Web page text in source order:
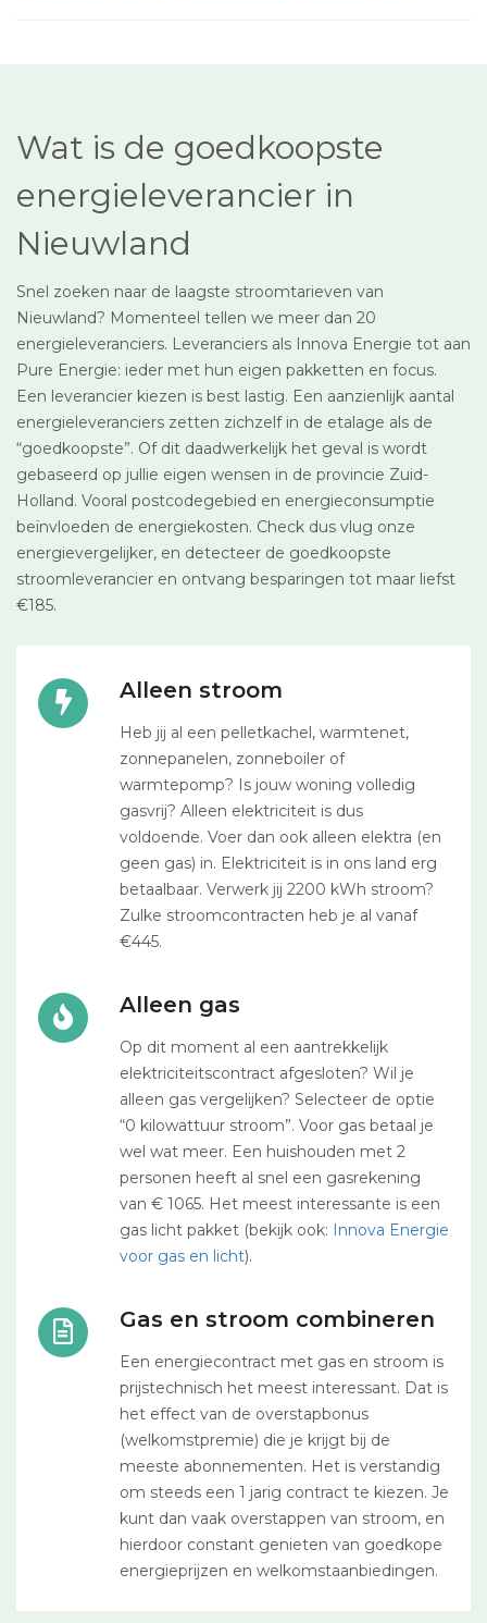
Wat is de goedkoopste
energieleverancier in
Nieuwland
Snel zoeken naar de laagste stroomtarieven van
Nieuwland? Momenteel tellen we meer dan 20
energieleveranciers. Leveranciers als Innova Energie tot aan
Pure Energie: ieder met hun eigen pakketten en focus.
Een leverancier kiezen is best lastig. Een aanzienlijk aantal
energieleveranciers zetten zichzelf in de etalage als de
“goedkoopste”. Of dit daadwerkelijk het geval is wordt
gebaseerd op jullie eigen wensen in de provincie Zuid-
Holland. Vooral postcodegebied en energieconsumptie
beïnvloeden de energiekosten. Check dus vlug onze
energievergelijker, en detecteer de goedkoopste
stroomleverancier en ontvang besparingen tot maar liefst
€185.
Alleen stroom
Heb jij al een pelletkachel, warmtenet,
zonnepanelen, zonneboiler of
warmtepomp? Is jouw woning volledig
gasvrij? Alleen elektriciteit is dus
voldoende. Voer dan ook alleen elektra (en
geen gas) in. Elektriciteit is in ons land erg
betaalbaar. Verwerk jij 2200 kWh stroom?
Zulke stroomcontracten heb je al vanaf
€445.
Alleen gas
Op dit moment al een aantrekkelijk
elektriciteitscontract afgesloten? Wil je
alleen gas vergelijken? Selecteer de optie
“0 kilowattuur stroom”. Voor gas betaal je
wel wat meer. Een huishouden met 2
personen heeft al snel een gasrekening
van € 1065. Het meest interessante is een
gas licht pakket (bekijk ook: Innova Energie
voor gas en licht).
Gas en stroom combineren
Een energiecontract met gas en stroom is
prijstechnisch het meest interessant. Dat is
het effect van de overstapbonus
(welkomstpremie) die je krijgt bij de
meeste abonnementen. Het is verstandig
om steeds een 1 jarig contract te kiezen. Je
kunt dan vaak overstappen van stroom, en
hierdoor constant genieten van goedkope
energieprijzen en welkomstaanbiedingen.